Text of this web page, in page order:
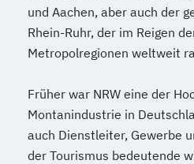
und Aachen, aber auch der
Rhein-Ruhr, der im Reigen
Metropolregionen weltweit
Früher war NRW eine der
Montanindustrie in
auch Dienstleiter, Gewerbe
der Tourismus bedeutende